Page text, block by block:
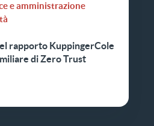
e amministrazione
rapporto KuppingerCole
di Zero Trust